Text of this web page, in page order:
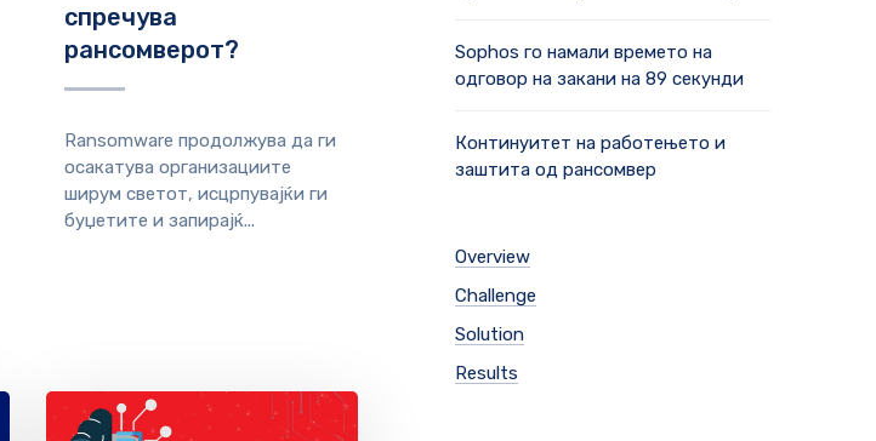
спречува
рансомверот?
Ransomware продолжува да ги
осакатува организациите
ширум светот, исцрпувајќи ги
буџетите и запирајќ...
Sophos го намали времето на
одговор на закани на 89 секунди
Континуитет на работењето и
заштита од рансомвер
Overview
Challenge
Solution
Results